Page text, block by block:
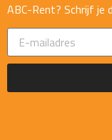
ABC-Rent? Schrijf je